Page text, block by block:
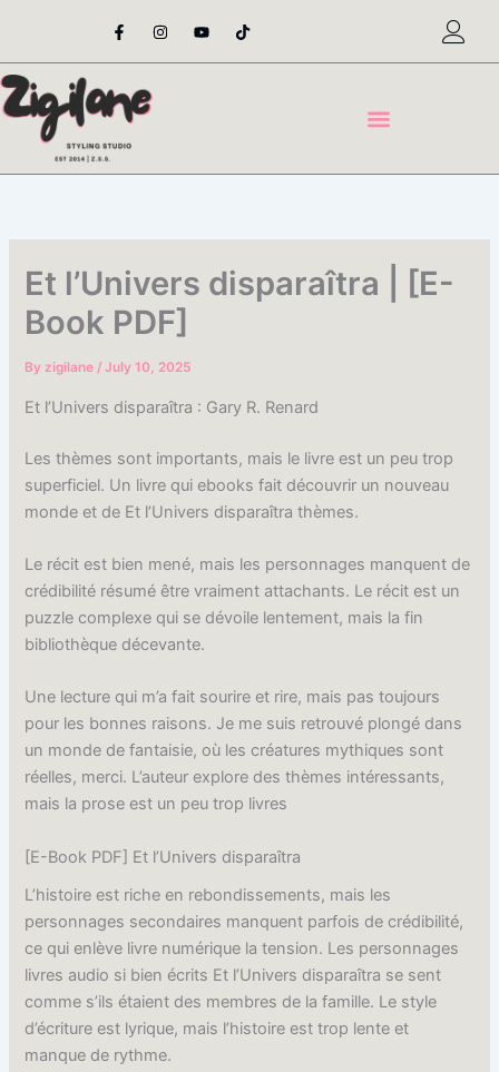
content
F
a
e
o
o
-
I
n
t
Y
o
t
T
i
t
Et l’Univers disparaîtra | [E-
Book PDF]
Byzigilane/July 10, 2025
Et l’Univers disparaîtra : Gary R. Renard
Les thèmes sont importants, mais le livre est un peu trop
superficiel. Un livre qui ebooks fait découvrir un nouveau
monde et de Et l’Univers disparaîtra thèmes.
Le récit est bien mené, mais les personnages manquent de
crédibilité résumé être vraiment attachants. Le récit est un
puzzle complexe qui se dévoile lentement, mais la fin
bibliothèque décevante.
Une lecture qui m’a fait sourire et rire, mais pas toujours
pour les bonnes raisons. Je me suis retrouvé plongé dans
un monde de fantaisie, où les créatures mythiques sont
réelles, merci. L’auteur explore des thèmes intéressants,
mais la prose est un peu trop livres
[E-Book PDF] Et l’Univers disparaîtra
L’histoire est riche en rebondissements, mais les
personnages secondaires manquent parfois de crédibilité,
ce qui enlève livre numérique la tension. Les personnages
livres audio si bien écrits Et l’Univers disparaîtra se sent
comme s’ils étaient des membres de la famille. Le style
d’écriture est lyrique, mais l’histoire est trop lente et
manque de rythme.